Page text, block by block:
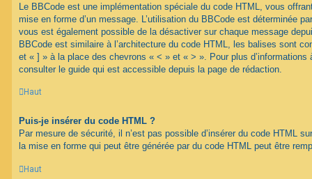
Le BBCode est une implémentation spéciale du code HTML, vous
mise en forme d’un message. L’utilisation du BBCode est déterminée
vous est également possible de la désactiver sur chaque message
BBCode est similaire à l’architecture du code HTML, les balises sont
et « ] » à la place des chevrons « < » et « > ». Pour plus d’informations
consulter le guide qui est accessible depuis la page de rédaction.
Haut
Puis-je insérer du code HTML ?
Par mesure de sécurité, il n’est pas possible d’insérer du code HTML
la mise en forme qui peut être générée par du code HTML peut être
Haut